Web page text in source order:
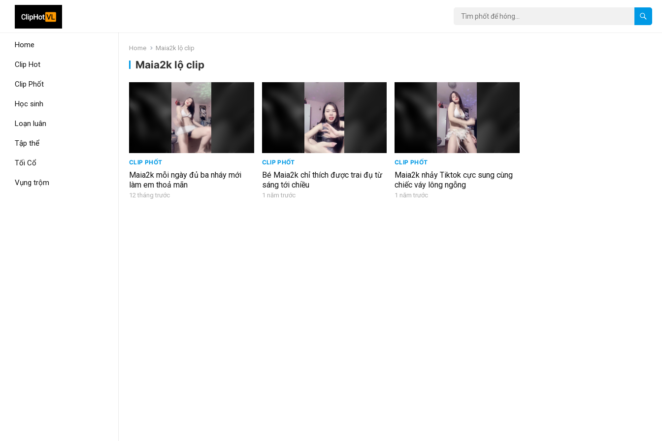
Home
Clip Hot
Clip Phốt
Học sinh
Loạn luân
Tập thể
Tối Cổ
Vụng trộm
Home Maia2k lộ clip
Maia2k lộ clip
CLIP PHỐT
Maia2k mỗi ngày đủ ba nháy mới
làm em thoả mãn
12 tháng trước
CLIP PHỐT
Bé Maia2k chỉ thích được trai đụ từ
sáng tới chiều
1 năm trước
CLIP PHỐT
Maia2k nhảy Tiktok cực sung cùng
chiếc váy lông ngỗng
1 năm trước